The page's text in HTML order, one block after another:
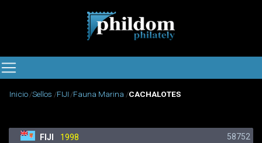
Inicio Sellos FIJI Fauna Marina CACHALOTES
FIJI 1998 58752